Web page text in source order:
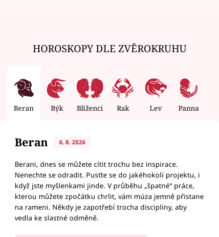
HOROSKOPY DLE ZVĚROKRUHU
Beran Býk Blíženci Rak Lev Panna
Beran 6. 8. 2026
Berani, dnes se můžete cítit trochu bez inspirace.
Nenechte se odradit. Pusťte se do jakéhokoli projektu, i
když jste myšlenkami jinde. V průběhu „špatné“ práce,
kterou můžete zpočátku chrlit, vám múza jemně přistane
na rameni. Někdy je zapotřebí trocha disciplíny, aby
vedla ke slastné odměně.